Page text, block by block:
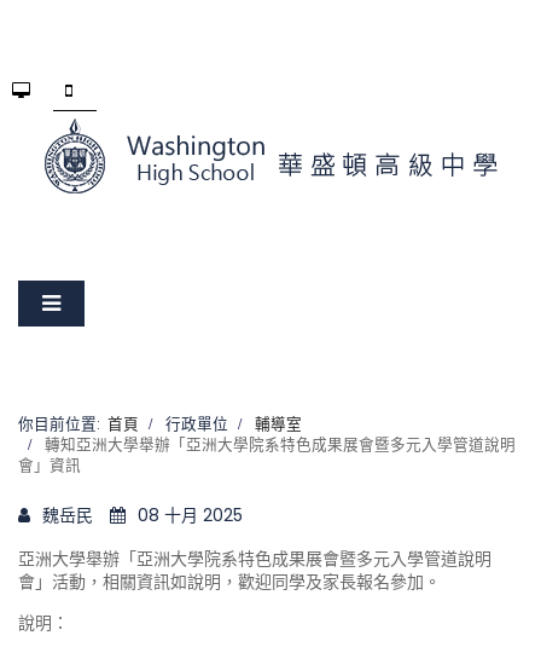
你目前位置: 首頁 行政單位
輔導室
轉知亞洲大學舉辦「亞洲大學院系特色成果展會暨多元入學管道說明
會」資訊
魏岳民
08 十月 2025
亞洲大學舉辦「亞洲大學院系特色成果展會暨多元入學管道說明
會」活動，相關資訊如說明，歡迎同學及家長報名參加。
說明：